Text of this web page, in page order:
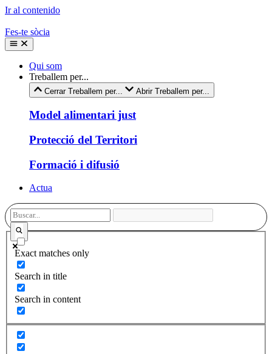
Ir al contenido
Fes-te sòcia
Qui som
Treballem per...
Cerrar Treballem per... Abrir Treballem per...
Model alimentari just
Protecció del Territori
Formació i difusió
Actua
Exact matches only
Search in title
Search in content